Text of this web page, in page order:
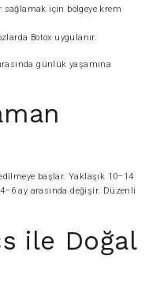
sağlamak için bölgeye krem
Botox uygulanır.
günlük yaşamına
başlar. Yaklaşık 10–14
ay arasında değişir. Düzenli
ile Doğal